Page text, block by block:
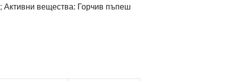
Активни вещества: Горчив пъпеш